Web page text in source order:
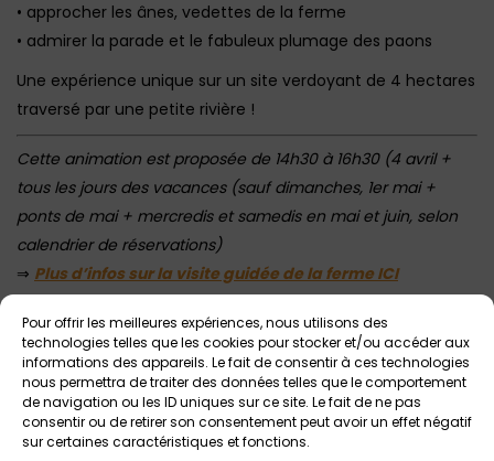
Pour offrir les meilleures expériences, nous utilisons des
technologies telles que les cookies pour stocker et/ou accéder aux
informations des appareils. Le fait de consentir à ces technologies
nous permettra de traiter des données telles que le comportement
de navigation ou les ID uniques sur ce site. Le fait de ne pas
consentir ou de retirer son consentement peut avoir un effet négatif
sur certaines caractéristiques et fonctions.
• approcher les ânes, vedettes de la ferme
• admirer la parade et le fabuleux plumage des paons
Une expérience unique sur un site verdoyant de 4 hectares
traversé par une petite rivière !
Cette animation est proposée de 14h30 à 16h30 (4 avril +
tous les jours des vacances (sauf dimanches, 1er mai +
ponts de mai + mercredis et samedis en mai et juin, selon
calendrier de réservations)
⇒ Plus d’infos sur la visite guidée de la ferme ICI
Tarif : 6€ par enfant (moins de 12 ans) / 8€ adultes et
enfants à partir de 12 ans / Gratuit pour les bébés non
marcheurs / pass famille : 25€
Sur inscriptionau 07 50 69 38 26 ou à
contact@lacombeauxanes.com ouen ligne ICI
Prévoir une tenue adaptée (et des chaussures fermées –